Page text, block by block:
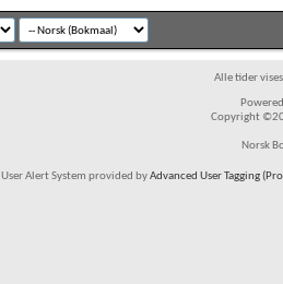
Alle tider
Copyright
Norsk
User Alert System provided byAdvanced User Tagging